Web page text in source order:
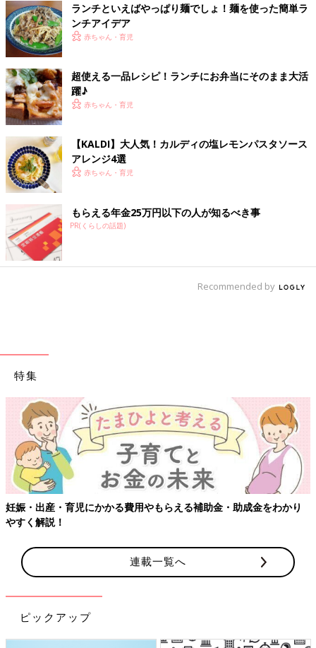
ランチといえばやっぱり麺でしょ！麺を使った簡単ラ
ンチアイデア
赤ちゃん・育児
超使える一品レシピ！ランチにお弁当にそのまま大活
躍♪
赤ちゃん・育児
【KALDI】大人気！カルディの塩レモンパスタソース
アレンジ4選
赤ちゃん・育児
もらえる年金25万円以下の人が知るべき事
PR(くらしの話題)
Recommended by
特集
【ワクチン接種できるものも】妊婦の感染症対策、知っておいて
連載一覧へ
ピックアップ